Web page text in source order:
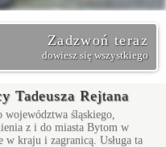
Zadzwoń teraz
dowiesz się wszystkiego
Tadeusza Rejtana
województwa śląskiego,
z i do miasta Bytom w
kraju i zagranicą. Usługa ta